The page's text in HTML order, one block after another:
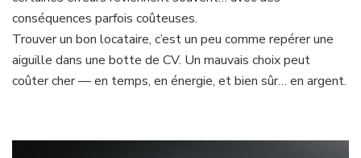
conséquences parfois coûteuses.
Trouver un bon locataire, c’est un peu comme repérer une
aiguille dans une botte de CV. Un mauvais choix peut
coûter cher — en temps, en énergie, et bien sûr… en argent.